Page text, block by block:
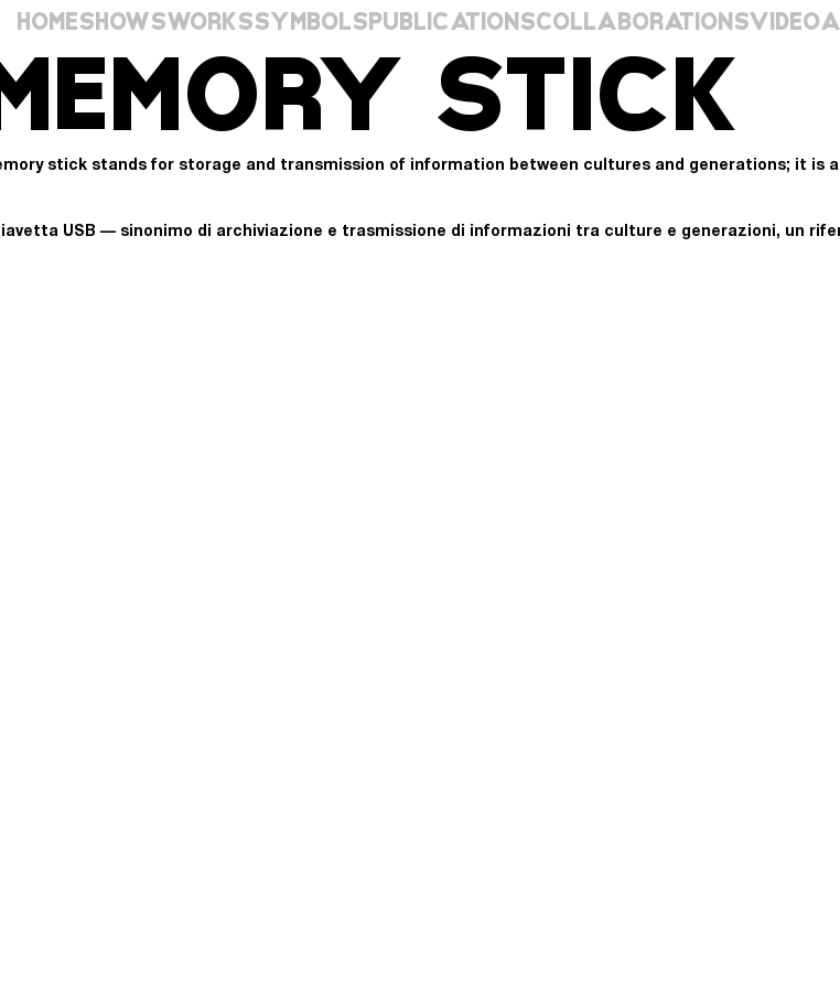
HOMESHOWSWORKSSYMBOLSPUBLICATIONSCOLLABORATIONSVIDEO
STICK
stick stands for storage and transmission of information between cultures and generations; it is
USB — sinonimo di archiviazione e trasmissione di informazioni tra culture e generazioni, un